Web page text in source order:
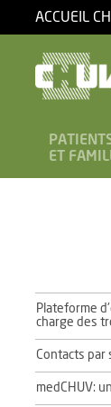
ACCUEIL
ET
Plateforme
charge des
Contacts par
medCHUV: